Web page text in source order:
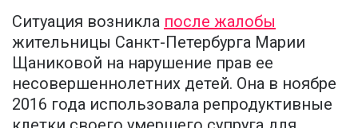
Ситуация возникла после жалобы
жительницы Санкт-Петербурга Марии
Щаниковой на нарушение прав ее
несовершеннолетних детей. Она в ноябре
2016 года использовала репродуктивные